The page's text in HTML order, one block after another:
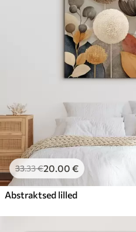
33.33€20.00 €
Abstraktsed lilled